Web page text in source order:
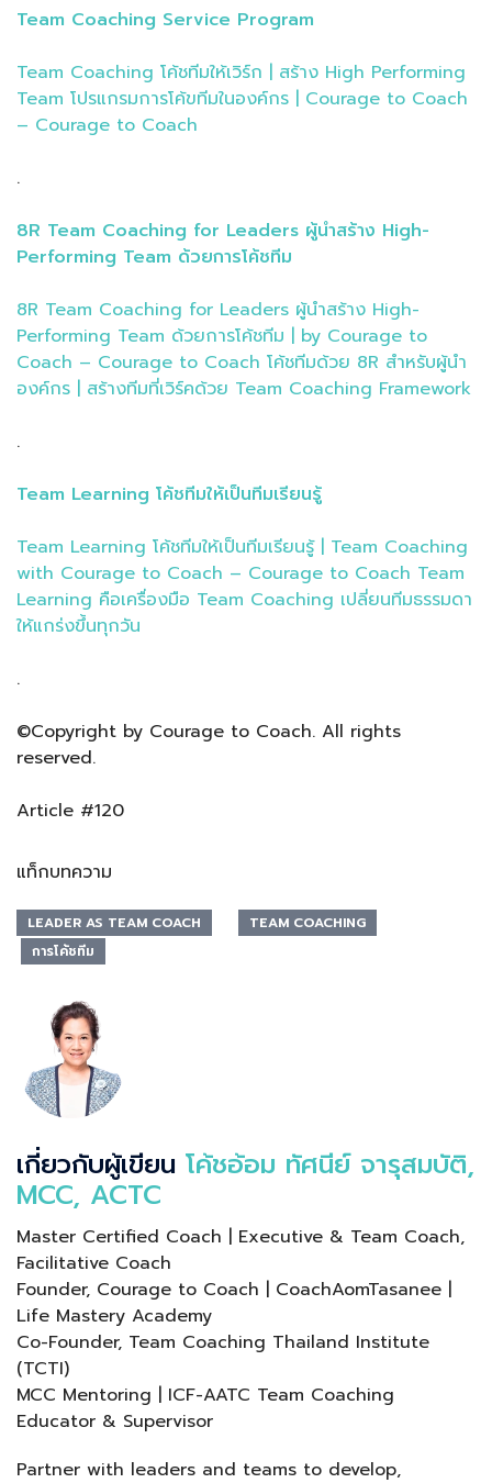
Team Coaching Service Program
Team Coaching โค้ชทีมให้เวิร์ก | สร้าง High Performing
Team โปรแกรมการโค้ขทีมในองค์กร | Courage to Coach
– Courage to Coach
.
8R Team Coaching for Leaders ผู้นำสร้าง High-
Performing Team ด้วยการโค้ชทีม
8R Team Coaching for Leaders ผู้นำสร้าง High-
Performing Team ด้วยการโค้ชทีม | by Courage to
Coach – Courage to Coach โค้ชทีมด้วย 8R สำหรับผู้นำ
องค์กร | สร้างทีมที่เวิร์คด้วย Team Coaching Framework
.
Team Learning โค้ชทีมให้เป็นทีมเรียนรู้
Team Learning โค้ชทีมให้เป็นทีมเรียนรู้ | Team Coaching
with Courage to Coach – Courage to Coach Team
Learning คือเครื่องมือ Team Coaching เปลี่ยนทีมธรรมดา
ให้แกร่งขึ้นทุกวัน
.
©Copyright by Courage to Coach. All rights
reserved.
Article #120
แท็กบทความ
LEADER AS TEAM COACH
TEAM COACHING
การโค้ชทีม
เกี่ยวกับผู้เขียน โค้ชอ้อม ทัศนีย์ จารุสมบัติ,
MCC, ACTC
Master Certified Coach | Executive & Team Coach,
Facilitative Coach
Founder, Courage to Coach | CoachAomTasanee |
Life Mastery Academy
Co-Founder, Team Coaching Thailand Institute
(TCTI)
MCC Mentoring | ICF-AATC Team Coaching
Educator & Supervisor
Partner with leaders and teams to develop,